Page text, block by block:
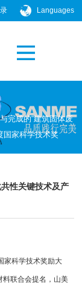
Languages
完成的“建筑固体废
国家科学技术奖
性关键技术及产
家科学技术奖励大
料联合会提名，山美